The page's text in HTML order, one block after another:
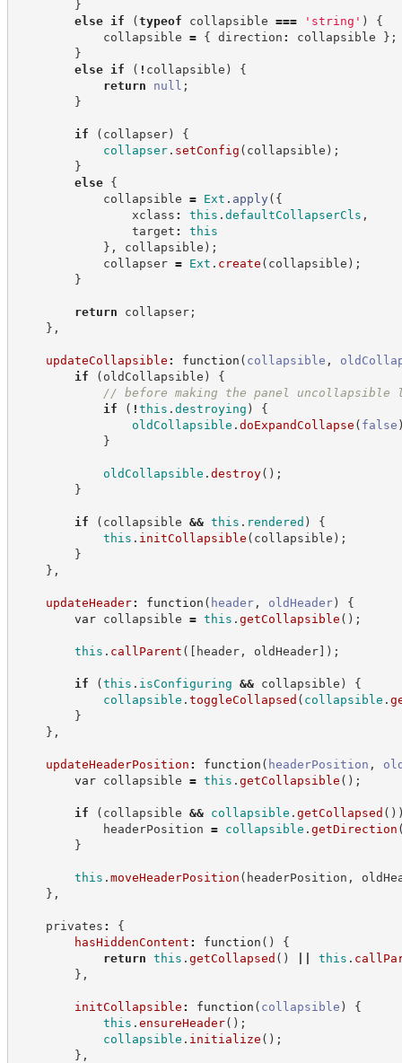
}
else
if (typeof collapsible === ' string ' )
{
collapsible = { direction : collapsible } ;
}
else
if ( ! collapsible )
{
return
null ;
}
if ( collapser)
{
collapser. setConfig ( collapsible ) ;
}
else
{
collapsible = Ext . apply ( {
xclass : this . defaultCollapserCls ,
target :
this
} , collapsible ) ;
collapser = Ext . create ( collapsible ) ;
}
return collapser;
} ,
updateCollapsible : function ( collapsible ,
if
( oldCollapsible )
{
// before making the panel
if
( ! this . destroying )
{
oldCollapsible . doExpandCollapse ( false
}
oldCollapsible . destroy( ) ;
}
if ( collapsible && this . rendered )
{
this . initCollapsible ( collapsible ) ;
}
} ,
updateHeader: function ( header, oldHeader)
{
var collapsible = this . getCollapsible ( ) ;
this . callParent ( [ header, oldHeader] ) ;
if (this . isConfiguring && collapsible )
{
collapsible . toggleCollapsed ( collapsible .
}
} ,
updateHeaderPosition : function ( headerPosition ,
var collapsible = this . getCollapsible ( ) ;
if ( collapsible && collapsible . getCollapsed ( )
headerPosition = collapsible . getDirection
}
this . moveHeaderPosition ( headerPosition ,
} ,
privates :
{
hasHiddenContent : function ( )
{
return this . getCollapsed ( ) this .
} ,
initCollapsible : function ( collapsible )
{
this . ensureHeader( ) ;
collapsible . initialize ( ) ;
} ,